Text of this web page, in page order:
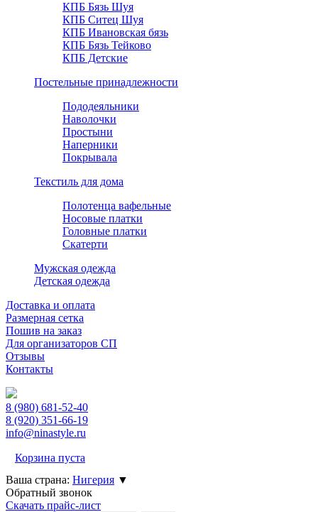
КПБ Бязь Шуя
КПБ Ситец Шуя
КПБ Ивановская бязь
КПБ Бязь Тейково
КПБ Детские
Постельные принадлежности
Пододеяльники
Наволочки
Простыни
Наперники
Покрывала
Текстиль для дома
Полотенца вафельные
Носовые платки
Головные платки
Скатерти
Мужская одежда
Детская одежда
Доставка и оплата
Размерная сетка
Пошив на заказ
Для организаторов СП
Отзывы
Контакты
8 (980) 681-52-40
8 (920) 351-66-19
info@ninastyle.ru
Корзина пуста
Ваша страна: Нигерия ▼
Обратный звонок
Скачать прайс-лист